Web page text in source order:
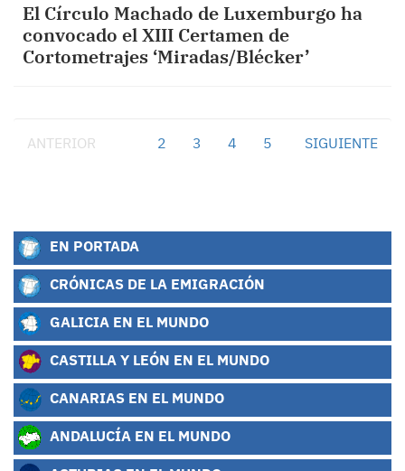
El Círculo Machado de Luxemburgo ha
convocado el XIII Certamen de
Cortometrajes ‘Miradas/Blécker’
ANTERIOR 2 3 4 5 SIGUIENTE
EN PORTADA
CRÓNICAS DE LA EMIGRACIÓN
GALICIA EN EL MUNDO
CASTILLA Y LEÓN EN EL MUNDO
CANARIAS EN EL MUNDO
ANDALUCÍA EN EL MUNDO